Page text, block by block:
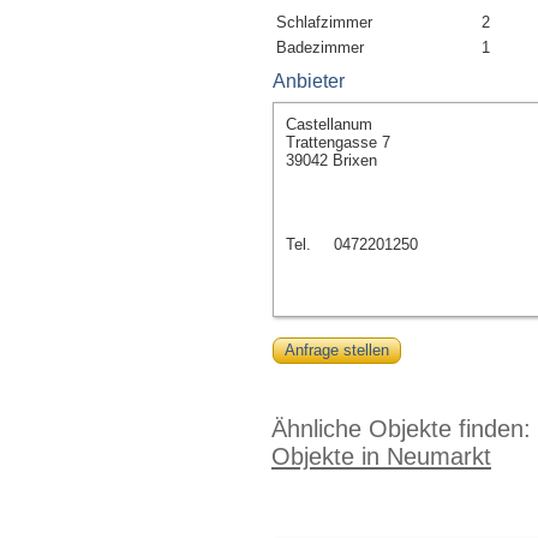
Schlafzimmer
2
Badezimmer
1
Anbieter
Castellanum
Trattengasse 7
39042 Brixen
Tel. 0472201250
Anfrage stellen
Ähnliche Objekte finden:
Objekte in Neumarkt